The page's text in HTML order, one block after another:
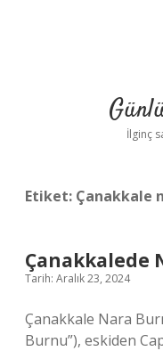
İlginç
Etiket: Çanakkale
Çanakkalede
Tarih: Aralık 23, 2024
Çanakkale Nara
Burnu”), eskiden